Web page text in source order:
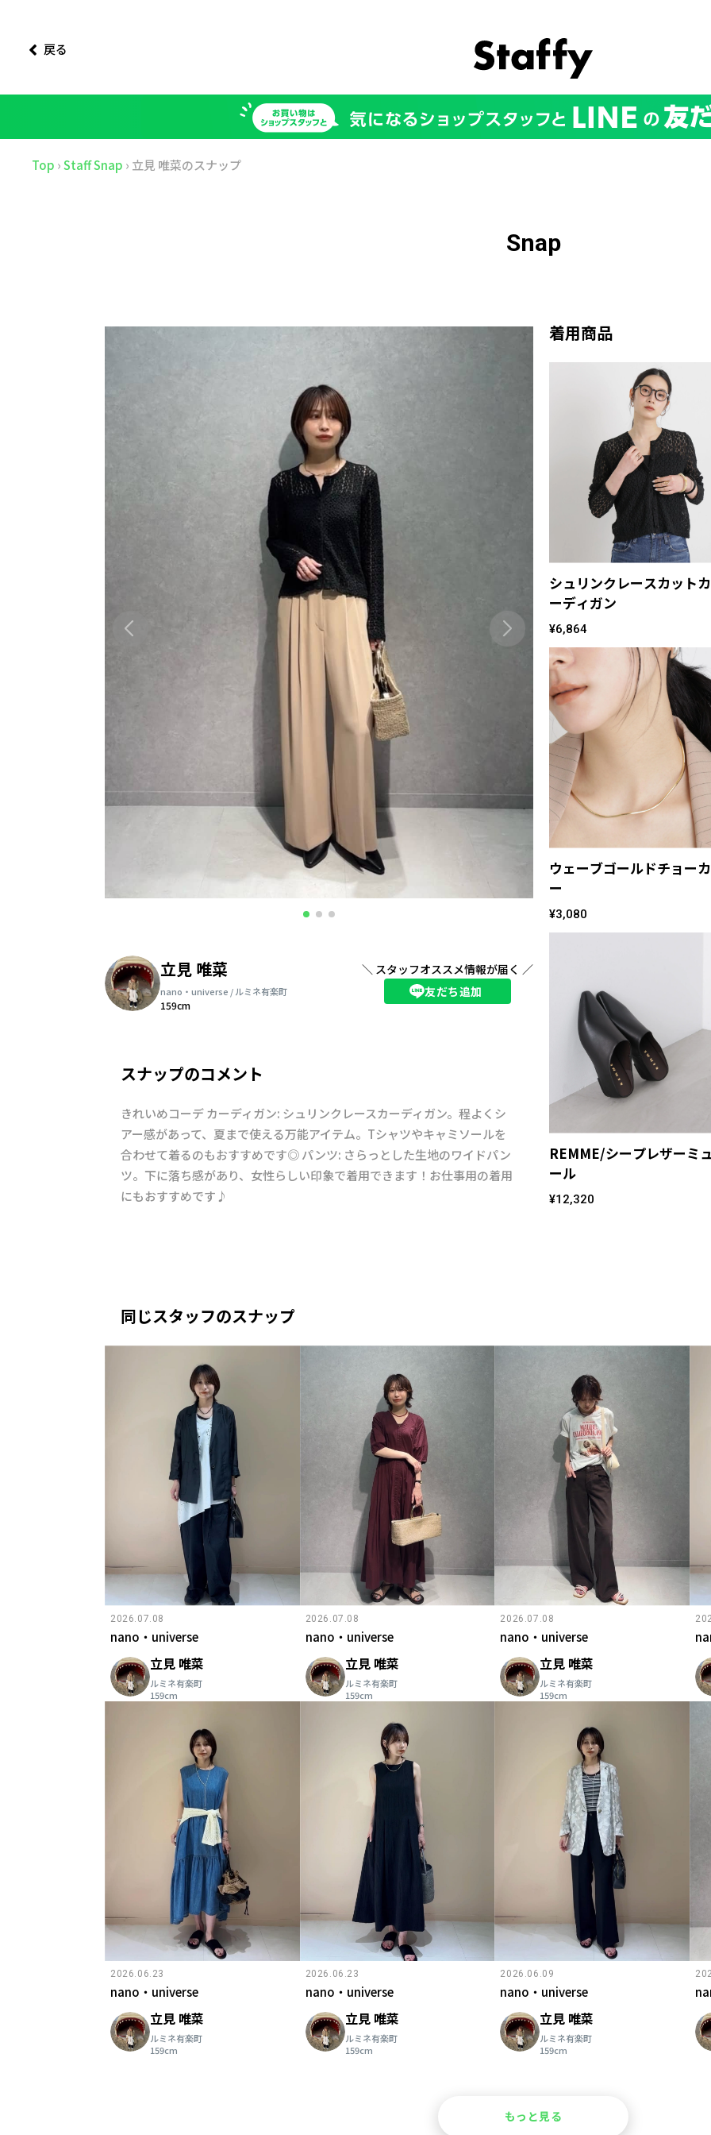
戻る
Top ›Staff Snap › 立見 唯菜のスナップ
Snap
立見 唯菜
nano・universe / ルミネ有楽町
159cm
＼ スタッフオススメ情報が届く ／
友だち追加
スナップのコメント
きれいめコーデ カーディガン: シュリンクレースカーディガン。程よくシ
アー感があって、夏まで使える万能アイテム。Tシャツやキャミソールを
合わせて着るのもおすすめです◎ パンツ: さらっとした生地のワイドパン
ツ。下に落ち感があり、女性らしい印象で着用できます！お仕事用の着用
にもおすすめです♪
着用商品
シュリンクレースカットカ
ーディガン
¥6,864
ウェーブゴールドチョーカ
ー
¥3,080
REMME/シープレザーミ
ール
¥12,320
同じスタッフのスナップ
2026.07.08
nano・universe
立見 唯菜
ルミネ有楽町
159cm
2026.07.08
nano・universe
立見 唯菜
ルミネ有楽町
159cm
2026.07.08
nano・universe
立見 唯菜
ルミネ有楽町
159cm
2026.06.23
nano・universe
立見 唯菜
ルミネ有楽町
159cm
2026.06.23
nano・universe
立見 唯菜
ルミネ有楽町
159cm
2026.06.09
nano・universe
立見 唯菜
ルミネ有楽町
159cm
もっと見る